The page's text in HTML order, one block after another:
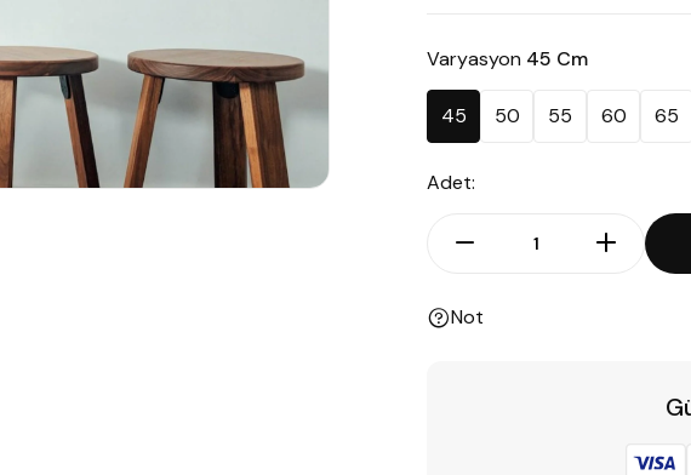
Varyasyon 45 Cm
45 50 55 60 65
Adet:
Not